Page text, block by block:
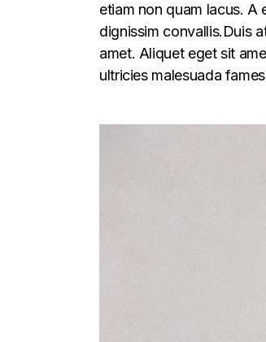
etiam non quam lacus. A
dignissim convallis.Duis
amet. Aliquet eget sit
ultricies malesuada